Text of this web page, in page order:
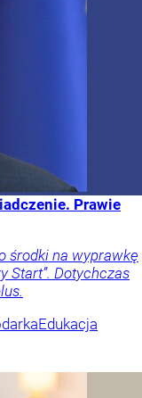
Prawie
środki na wyprawkę
Start”. Dotychczas
Edukacja